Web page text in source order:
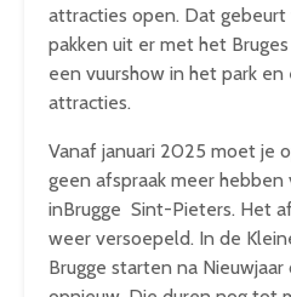
attracties open. Dat
pakken uit er met het
een vuurshow in het park
attracties.
Vanaf januari 2025 moet je
geen afspraak meer
inBrugge Sint-Pieters. Het
weer versoepeld. In de
Brugge starten na